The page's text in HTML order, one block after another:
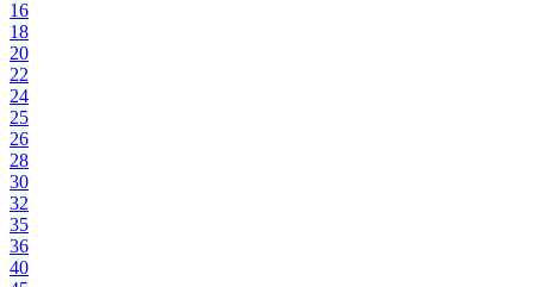
16
18
20
22
24
25
26
28
30
32
35
36
40